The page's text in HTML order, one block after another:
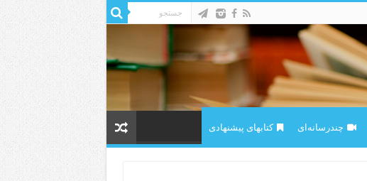
چندرسانه‌ای کتابهای پیشنهادی